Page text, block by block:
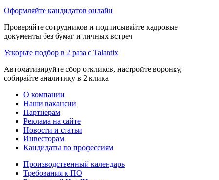
Оформляйте кандидатов онлайн
Проверяйте сотрудников и подписывайте кадровые
документы без бумаг и личных встреч
Ускорьте подбор в 2 раза с Talantix
Автоматизируйте сбор откликов, настройте воронку,
собирайте аналитику в 2 клика
О компании
Наши вакансии
Партнерам
Реклама на сайте
Новости и статьи
Инвесторам
Кандидаты по профессиям
Производственный календарь
Требования к ПО